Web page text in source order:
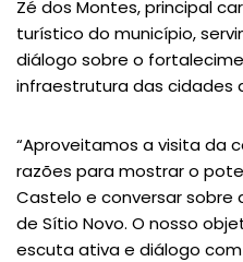
Zé dos Montes, principal
turístico do município,
diálogo sobre o
infraestrutura das cidades
“Aproveitamos a visita da
razões para mostrar o
Castelo e conversar sobre
de Sítio Novo. O nosso
escuta ativa e diálogo